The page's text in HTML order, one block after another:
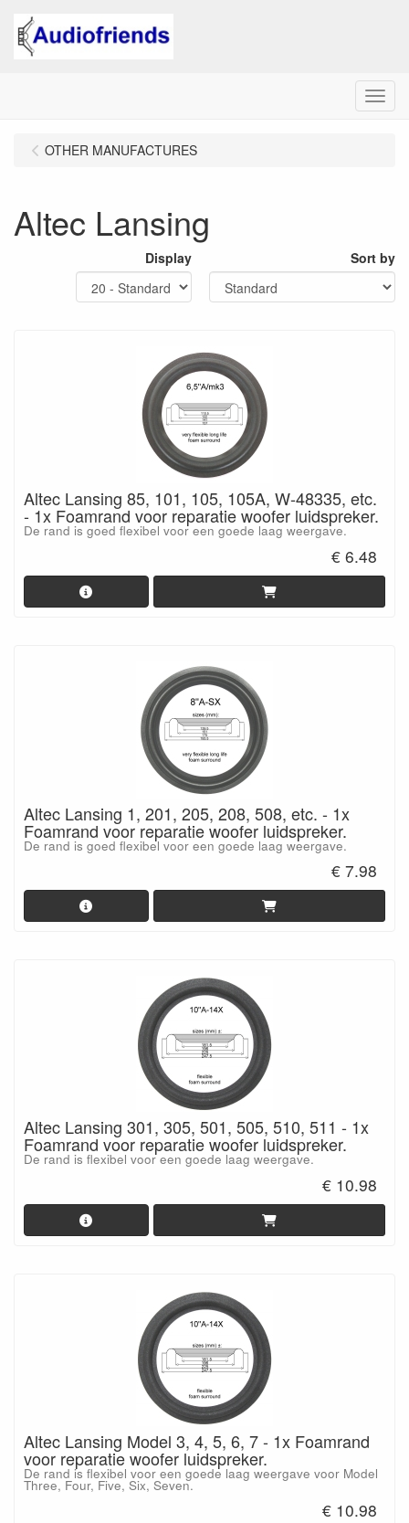
Menu
OTHER MANUFACTURES
Altec Lansing
Display Sort by
Altec Lansing 85, 101, 105, 105A, W-48335, etc.
- 1x Foamrand voor reparatie woofer luidspreker.
De rand is goed flexibel voor een goede laag weergave.
€ 6.48
Altec Lansing 1, 201, 205, 208, 508, etc. - 1x
Foamrand voor reparatie woofer luidspreker.
De rand is goed flexibel voor een goede laag weergave.
€ 7.98
Altec Lansing 301, 305, 501, 505, 510, 511 - 1x
Foamrand voor reparatie woofer luidspreker.
De rand is flexibel voor een goede laag weergave.
€ 10.98
Altec Lansing Model 3, 4, 5, 6, 7 - 1x Foamrand
voor reparatie woofer luidspreker.
De rand is flexibel voor een goede laag weergave voor Model
Three, Four, Five, Six, Seven.
€ 10.98